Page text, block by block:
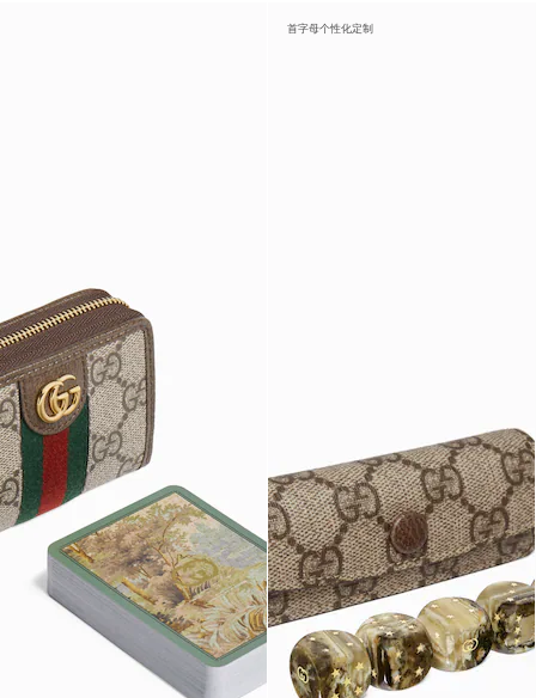
首字母个性化定制